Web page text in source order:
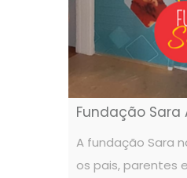
Fundação Sara
A fundação Sara
os pais, parentes